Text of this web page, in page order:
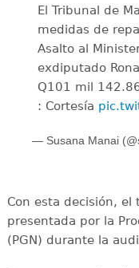
El Tribunal de
medidas de
Asalto al
exdiputado
Q101 mil
: Cortesía
— Susana Manai
Con esta decisión,
presentada por la
(PGN) durante la